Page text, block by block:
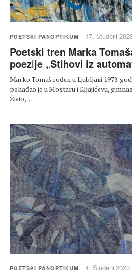
POETSKI PANOPTIKUM 17. Studeni
Poetski tren Marka
poezije „Stihovi iz
Marko Tomaš rođen u Ljubljani 1978.
pohađao je u Mostaru i Kljajićevu,
Živio,…
POETSKI PANOPTIKUM 4. Studeni 2023.